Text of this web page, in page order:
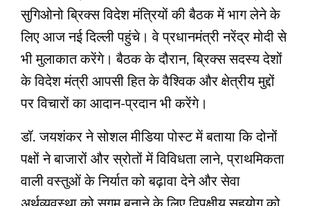
सुगिओनो ब्रिक्स विदेश मंत्रियों की बैठक में भाग लेने के
लिए आज नई दिल्ली पहुंचे। वे प्रधानमंत्री नरेंद्र मोदी से
भी मुलाकात करेंगे। बैठक के दौरान, ब्रिक्स सदस्य देशों
के विदेश मंत्री आपसी हित के वैश्विक और क्षेत्रीय मुद्दों
पर विचारों का आदान-प्रदान भी करेंगे।
डॉ. जयशंकर ने सोशल मीडिया पोस्ट में बताया कि दोनों
पक्षों ने बाजारों और स्रोतों में विविधता लाने, प्राथमिकता
वाली वस्तुओं के निर्यात को बढ़ावा देने और सेवा